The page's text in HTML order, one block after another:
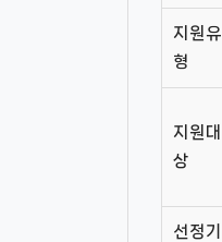
지원유
형
지원대
상
선정기